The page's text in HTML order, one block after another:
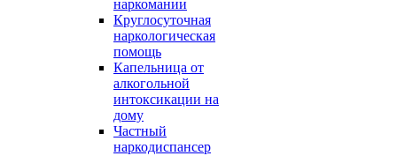
наркомании
Круглосуточная
наркологическая
помощь
Капельница от
алкогольной
интоксикации на
дому
Частный
наркодиспансер